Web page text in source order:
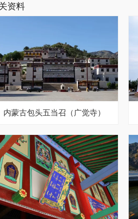
资料
内蒙古包头五当召（广觉寺）